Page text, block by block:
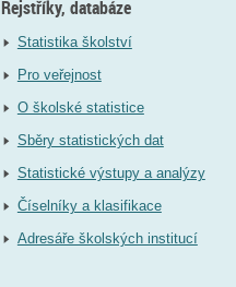
Rejstříky, databáze
Statistika školství
Pro veřejnost
O školské statistice
Sběry statistických dat
Statistické výstupy a analýzy
Číselníky a klasifikace
Adresáře školských institucí